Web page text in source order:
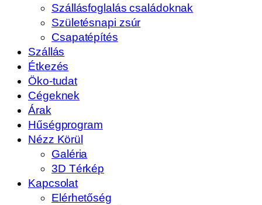
Szállásfoglalás családoknak
Születésnapi zsúr
Csapatépítés
Szállás
Étkezés
Öko-tudat
Cégeknek
Árak
Hűségprogram
Nézz Körül
Galéria
3D Térkép
Kapcsolat
Elérhetőség